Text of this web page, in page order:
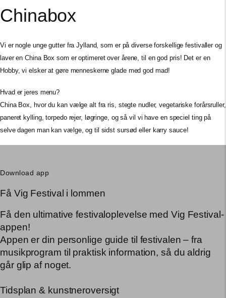
Chinabox
Vi er nogle unge gutter fra Jylland, som er på diverse forskellige festivaller og
laver en China Box som er optimeret over årene, til en god pris! Det er en
Hobby, vi elsker at gøre menneskerne glade med god mad!
Hvad er jeres menu?
China Box, hvor du kan vælge alt fra ris, stegte nudler, vegetariske forårsruller,
paneret kylling, torpedo rejer, løgringe, og så vil vi have en speciel ting på
selve dagen man kan vælge, og til sidst sursød eller karry sauce!
Download app
Få Vig Festival i lommen
Få den ultimative festivaloplevelse med Vig Festival-
appen!
Appen er din personlige guide til festivalen – fra
musikprogram til praktisk information, så du aldrig
går glip af noget.
Tidsplan & kunstneroversigt